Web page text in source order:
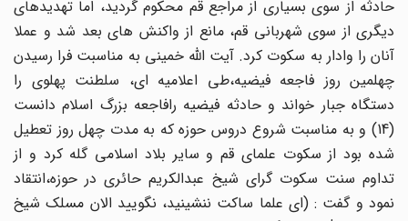
حادثه از سوی بسیاری از مراجع قم محکوم گردید، اما تهدیدهای
دیگری از سوی شهربانی قم، مانع از واکنش های بعد شد و عملا
آنان را وادار به سکوت کرد. آیت الله خمینی به مناسبت فرا رسیدن
چهلمین روز فاجعه فیضیه،طی اعلامیه ای، سلطنت پهلوی را
دستگاه جبار خواند و حادثه فیضیه رافاجعه بزرگ اسلام دانست
(14) و به مناسبت شروع دروس حوزه که به مدت چهل روز تعطیل
شده بود از سکوت علمای قم و سایر بلاد اسلامی گله کرد و از
تداوم سنت سکوت گرای شیخ عبدالکریم حائری در حوزه،انتقاد
نمود و گفت : (ای علما ساکت ننشینید، نگویید الان مسلک شیخ